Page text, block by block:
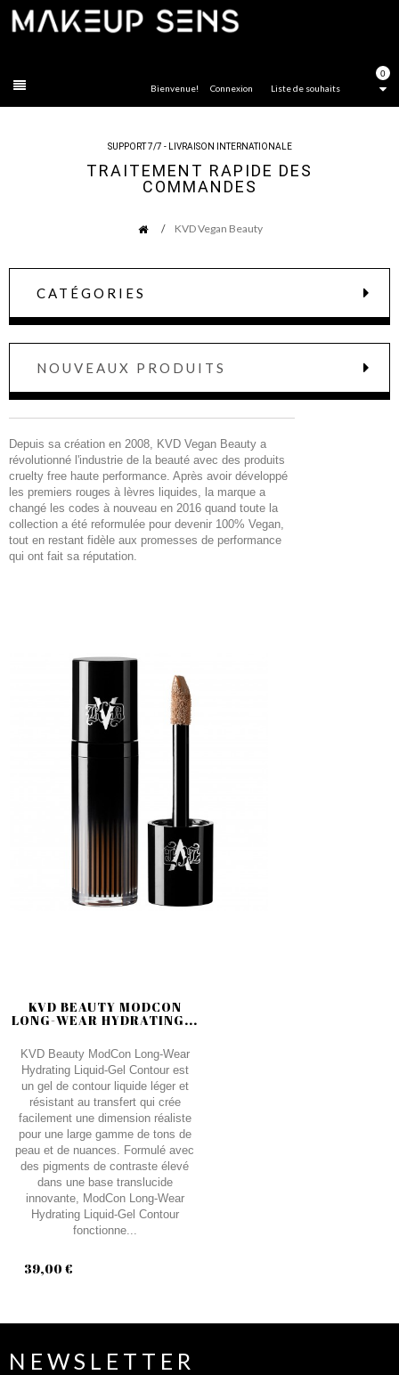
0
Liste de souhaits
Bienvenue! Connexion
SUPPORT 7/7 - LIVRAISON INTERNATIONALE
TRAITEMENT RAPIDE DES
COMMANDES
KVD Vegan Beauty
CATÉGORIES
NOUVEAUX PRODUITS
Depuis sa création en 2008, KVD Vegan Beauty a
révolutionné l'industrie de la beauté avec des produits
cruelty free haute performance. Après avoir développé
les premiers rouges à lèvres liquides, la marque a
changé les codes à nouveau en 2016 quand toute la
collection a été reformulée pour devenir 100% Vegan,
tout en restant fidèle aux promesses de performance
qui ont fait sa réputation.
KVD BEAUTY MODCON
LONG-WEAR HYDRATING...
KVD Beauty ModCon Long-Wear
Hydrating Liquid-Gel Contour est
un gel de contour liquide léger et
résistant au transfert qui crée
facilement une dimension réaliste
pour une large gamme de tons de
peau et de nuances. Formulé avec
des pigments de contraste élevé
dans une base translucide
innovante, ModCon Long-Wear
Hydrating Liquid-Gel Contour
fonctionne...
39,00 €
NEWSLETTER